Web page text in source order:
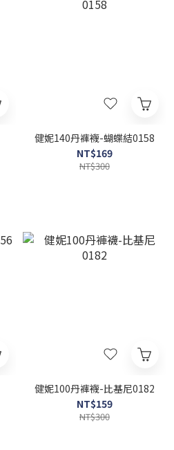
健妮140丹褲襪-蝴蝶結0158
NT$169
NT$300
健妮100丹褲襪-比基尼0182
NT$159
NT$300